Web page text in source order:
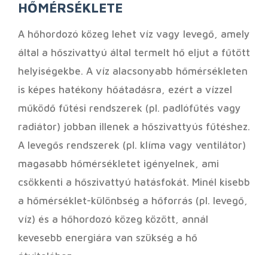
HŐMÉRSÉKLETE
A hőhordozó közeg lehet víz vagy levegő, amely
által a hőszivattyú által termelt hő eljut a fűtött
helyiségekbe. A víz alacsonyabb hőmérsékleten
is képes hatékony hőátadásra, ezért a vízzel
működő fűtési rendszerek (pl. padlófűtés vagy
radiátor) jobban illenek a hőszivattyús fűtéshez.
A levegős rendszerek (pl. klíma vagy ventilátor)
magasabb hőmérsékletet igényelnek, ami
csökkenti a hőszivattyú hatásfokát. Minél kisebb
a hőmérséklet-különbség a hőforrás (pl. levegő,
víz) és a hőhordozó közeg között, annál
kevesebb energiára van szükség a hő